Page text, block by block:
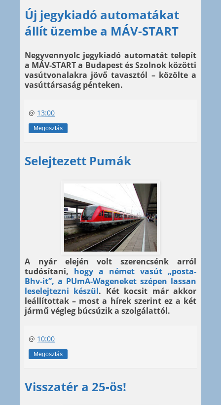
Új jegykiadó automatákat
állít üzembe a MÁV-START
Negyvennyolc jegykiadó automatát telepít
a MÁV-START a Budapest és Szolnok közötti
vasútvonalakra jövő tavasztól – közölte a
vasúttársaság pénteken.
@ 13:00
Megosztás
Selejtezett Pumák
A nyár elején volt szerencsénk arról
tudósítani, hogy a német vasút „posta-
Bhv-it”, a PUmA-Wageneket szépen lassan
leselejtezni készül. Két kocsit már akkor
leállítottak – most a hírek szerint ez a két
jármű végleg búcsúzik a szolgálattól.
@ 10:00
Megosztás
Visszatér a 25-ös!